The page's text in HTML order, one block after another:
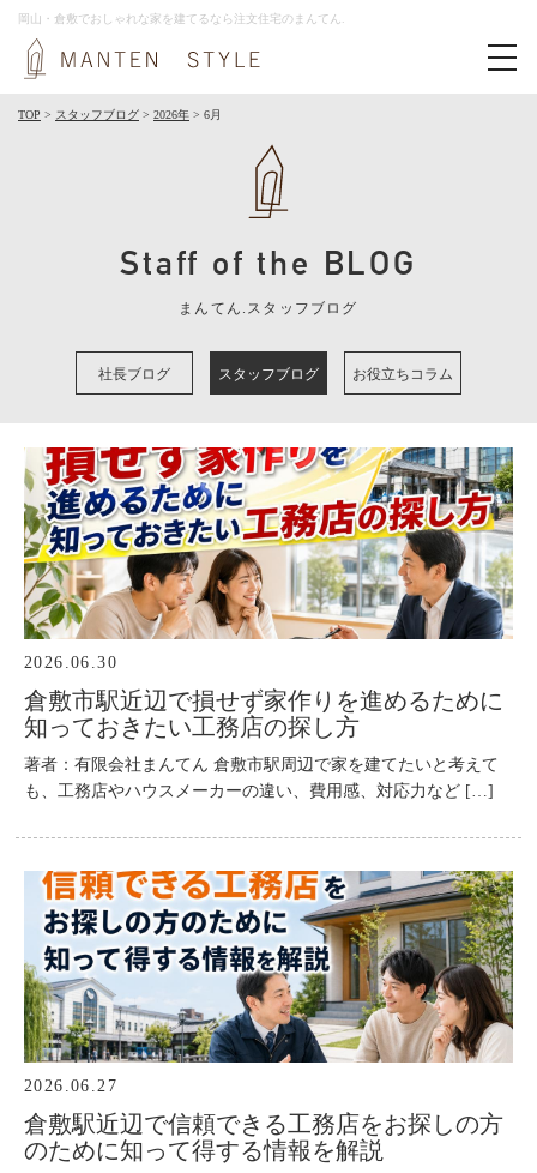
岡山・倉敷でおしゃれな家を建てるなら注文住宅のまんてん.
TOP > スタッフブログ > 2026年 > 6月
Staff of the BLOG
まんてん.スタッフブログ
社長ブログ スタッフブログ お役立ちコラム
2026.06.30
倉敷市駅近辺で損せず家作りを進めるために
知っておきたい工務店の探し方
著者：有限会社まんてん 倉敷市駅周辺で家を建てたいと考えて
も、工務店やハウスメーカーの違い、費用感、対応力など […]
2026.06.27
倉敷駅近辺で信頼できる工務店をお探しの方
のために知って得する情報を解説